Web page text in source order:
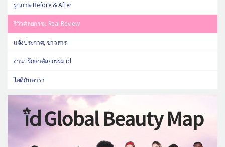
รูปภาพ Before & After
รีวิวศัลยกรรม Real Review
แจ้งประกาศ, ข่าวสาร
งานปรึกษาศัลยกรรม id
ไอดีกับดารา